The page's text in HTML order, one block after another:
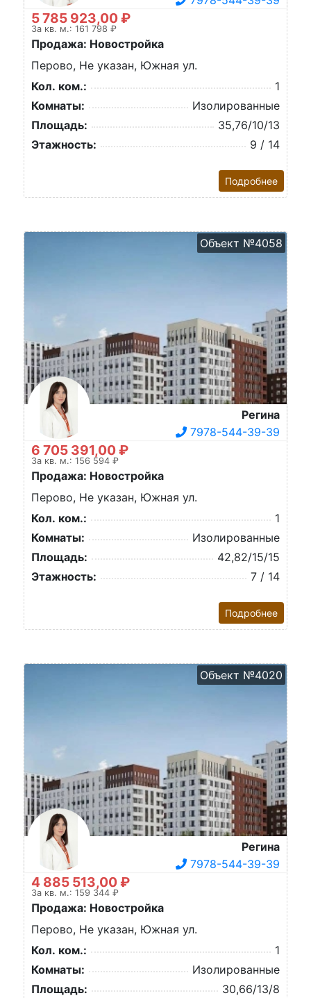
5 785 923,00 ₽
За кв. м.: 161 798 ₽
Продажа: Новостройка
Перово, Не указан, Южная ул.
Кол. ком.:
1
Комнаты:
Изолированные
Площадь:
35,76/10/13
Этажность:
9 / 14
Подробнее
Объект №4058
Регина
7978-544-39-39
6 705 391,00 ₽
За кв. м.: 156 594 ₽
Продажа: Новостройка
Перово, Не указан, Южная ул.
Кол. ком.:
1
Комнаты:
Изолированные
Площадь:
42,82/15/15
Этажность:
7 / 14
Подробнее
Объект №4020
Регина
7978-544-39-39
4 885 513,00 ₽
За кв. м.: 159 344 ₽
Продажа: Новостройка
Перово, Не указан, Южная ул.
Кол. ком.:
1
Комнаты:
Изолированные
Площадь:
30,66/13/8